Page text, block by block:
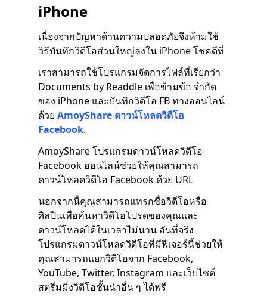
iPhone
เนื่องจากปัญหาด้านความปลอดภัยจึงห้ามใช้
วิธีบันทึกวิดีโอส่วนใหญ่ลงใน iPhone โชคดีที่
เราสามารถใช้โปรแกรมจัดการไฟล์ที่เรียกว่า
Documents by Readdle เพื่อข้ามข้อ จำกัด
ของ iPhone และบันทึกวิดีโอ FB ทางออนไลน์
ด้วย AmoyShare ดาวน์โหลดวิดีโอ
Facebook.
AmoyShare โปรแกรมดาวน์โหลดวิดีโอ
Facebook ออนไลน์ช่วยให้คุณสามารถ
ดาวน์โหลดวิดีโอ Facebook ด้วย URL
นอกจากนี้คุณสามารถแทรกชื่อวิดีโอหรือ
ศิลปินเพื่อค้นหาวิดีโอโปรดของคุณและ
ดาวน์โหลดได้ในเวลาไม่นาน อันที่จริง
โปรแกรมดาวน์โหลดวิดีโอที่มีฟีเจอร์นี้ช่วยให้
คุณสามารถแยกวิดีโอจาก Facebook,
YouTube, Twitter, Instagram และเว็บไซต์
สตรีมมิ่งวิดีโอชั้นนำอื่น ๆ ได้ฟรี